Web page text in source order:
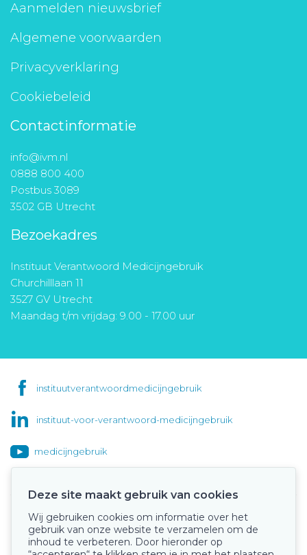
Aanmelden nieuwsbrief
Algemene voorwaarden
Privacyverklaring
Cookiebeleid
Contactinformatie
info@ivm.nl
0888 800 400
Postbus 3089
3502 GB Utrecht
Bezoekadres
Instituut Verantwoord Medicijngebruik
Churchilllaan 11
3527 GV Utrecht
Maandag t/m vrijdag: 9.00 - 17.00 uur
instituutverantwoordmedicijngebruik
instituut-voor-verantwoord-medicijngebruik
medicijngebruik
Onze keurmerken
Deze site maakt gebruik van cookies
Wij gebruiken cookies om informatie over het
gebruik van onze website te verzamelen om de
inhoud te verbeteren. Door hieronder op